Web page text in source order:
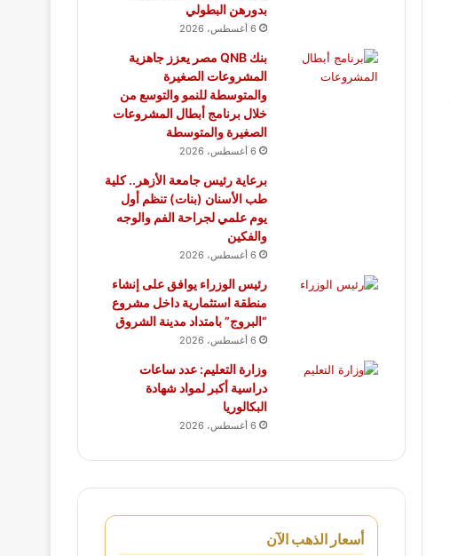
بدورهن البطولي
6 أغسطس، 2026
بنك QNB مصر يعزز جاهزية
المشروعات الصغيرة
والمتوسطة للنمو والتوسع من
خلال برنامج أبطال المشروعات
الصغيرة والمتوسطة
6 أغسطس، 2026
برعاية رئيس جامعة الأزهر.. كلية
طب الأسنان (بنات) تنظم أول
يوم علمي لجراحة الفم والوجه
والفكين
6 أغسطس، 2026
رئيس الوزراء يوافق على إنشاء
منطقة استثمارية داخل مشروع
“البروج” بامتداد مدينة الشروق
6 أغسطس، 2026
وزارة التعليم: عدد ساعات
دراسية أكبر لمواد شهادة
البكالوريا
6 أغسطس، 2026
أسعار الذهب الآن